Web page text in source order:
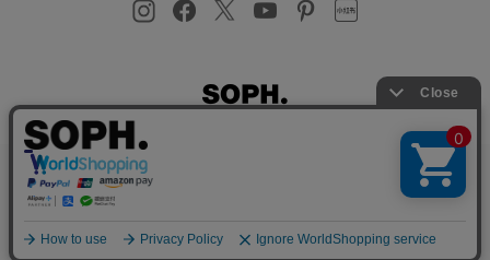
プライバシーポリシー
店舗受取サービス
お客様により良いサービスを提供するため、cookie(クッキー)を
使用することがございます。 詳しくは
プライバシーポリシーを
ご確認ください。
OK